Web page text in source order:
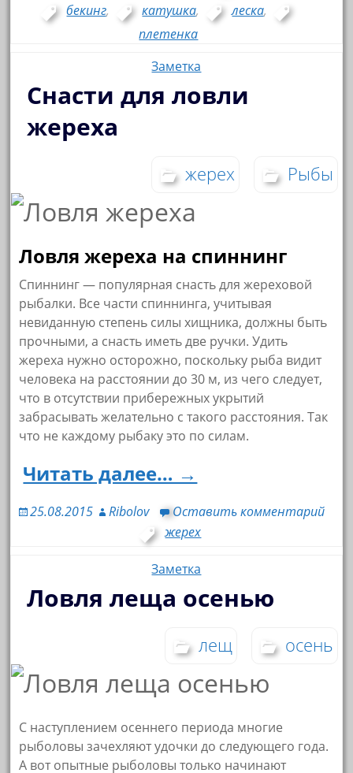
бекинг, катушка, леска,
плетенка
Заметка
Снасти для ловли
жереха
жерех Рыбы
Ловля жереха на спиннинг
Спиннинг — популярная снасть для жереховой
рыбалки. Все части спиннинга, учитывая
невиданную степень силы хищника, должны быть
прочными, а снасть иметь две ручки. Удить
жереха нужно осторожно, поскольку рыба видит
человека на расстоянии до 30 м, из чего следует,
что в отсутствии прибережных укрытий
забрасывать желательно с такого расстояния. Так
что не каждому рыбаку это по силам.
Читать далее… →
25.08.2015 Ribolov
Оставить комментарий
жерех
Заметка
Ловля леща осенью
лещ осень
С наступлением осеннего периода многие
рыболовы зачехляют удочки до следующего года.
А вот опытные рыболовы только начинают